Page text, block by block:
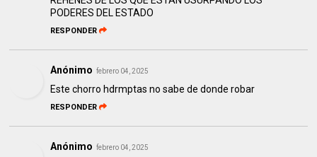
PODERES DEL ESTADO
RESPONDER
Anónimo febrero 04, 2025
Este chorro hdrmptas no sabe de donde robar
RESPONDER
Anónimo febrero 04, 2025